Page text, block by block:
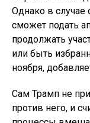
Однако в случае
сможет подать
продолжать
или быть
ноября,
Сам Трамп не
против него, и